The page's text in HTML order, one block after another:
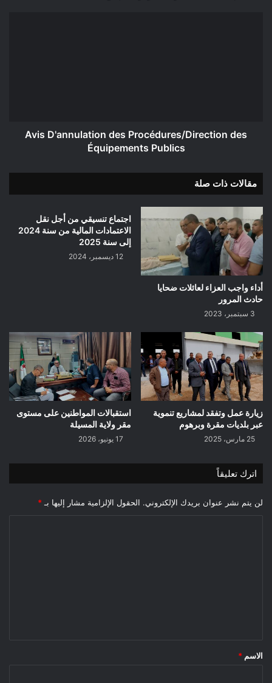
Avis D'annulation des Procédures/Direction des
Équipements Publics
مقالات ذات صلة
أداء واجب العزاء لعائلات ضحايا
حادث المرور
3 سبتمبر، 2023
اجتماع تنسيقي من أجل نقل
الاعتمادات المالية من سنة 2024
إلى سنة 2025
12 ديسمبر، 2024
زيارة عمل وتفقد لمشاريع تنموية
عبر بلديات مقرة وبرهوم
25 مارس، 2025
استقبالات المواطنين على مستوى
مقر ولاية المسيلة
17 يونيو، 2026
اترك تعليقاً
لن يتم نشر عنوان بريدك الإلكتروني. الحقول الإلزامية مشار إليها بـ *
*
الاسم *